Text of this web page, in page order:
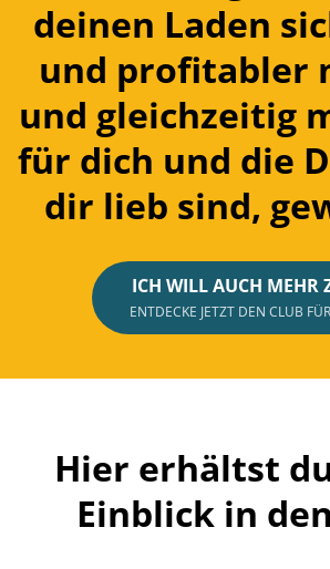
deinen Laden
und profitabler
und gleichzeitig
für dich und die
dir lieb sind,
ICH WILL AUCH MEHR
ENTDECKE JETZT DEN CLUB
Hier erhältst
Einblick in